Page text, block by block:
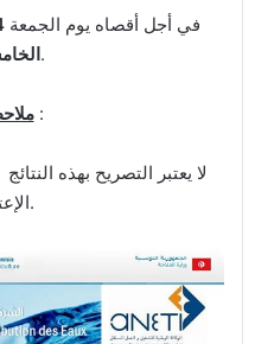
في أجل أقصاه يوم الجمعة
.
:
​لا يعتبر التصريح بهذه
الإعتراضات.